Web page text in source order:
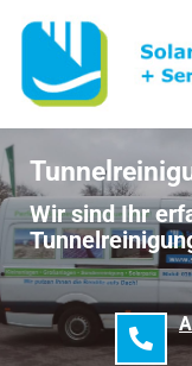
Wir sind Ihr